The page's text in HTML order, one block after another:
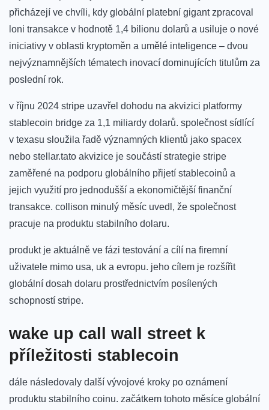
přicházejí ve chvíli, kdy globální platební gigant zpracoval
loni transakce v hodnotě 1,4 bilionu dolarů a usiluje o nové
iniciativy v oblasti kryptoměn a umělé inteligence – dvou
nejvýznamnějších tématech inovací dominujících titulům za
poslední rok.
v říjnu 2024 stripe uzavřel dohodu na akvizici platformy
stablecoin bridge za 1,1 miliardy dolarů. společnost sídlící
v texasu sloužila řadě významných klientů jako spacex
nebo stellar.tato akvizice je součástí strategie stripe
zaměřené na podporu globálního přijetí stablecoinů a
jejich využití pro jednodušší a ekonomičtější finanční
transakce. collison minulý měsíc uvedl, že společnost
pracuje na produktu stabilního dolaru.
produkt je aktuálně ve fázi testování a cílí na firemní
uživatele mimo usa, uk a evropu. jeho cílem je rozšířit
globální dosah dolaru prostřednictvím posílených
schopností stripe.
wake up call wall street k
příležitosti stablecoin
dále následovaly další vývojové kroky po oznámení
produktu stabilního coinu. začátkem tohoto měsíce globální